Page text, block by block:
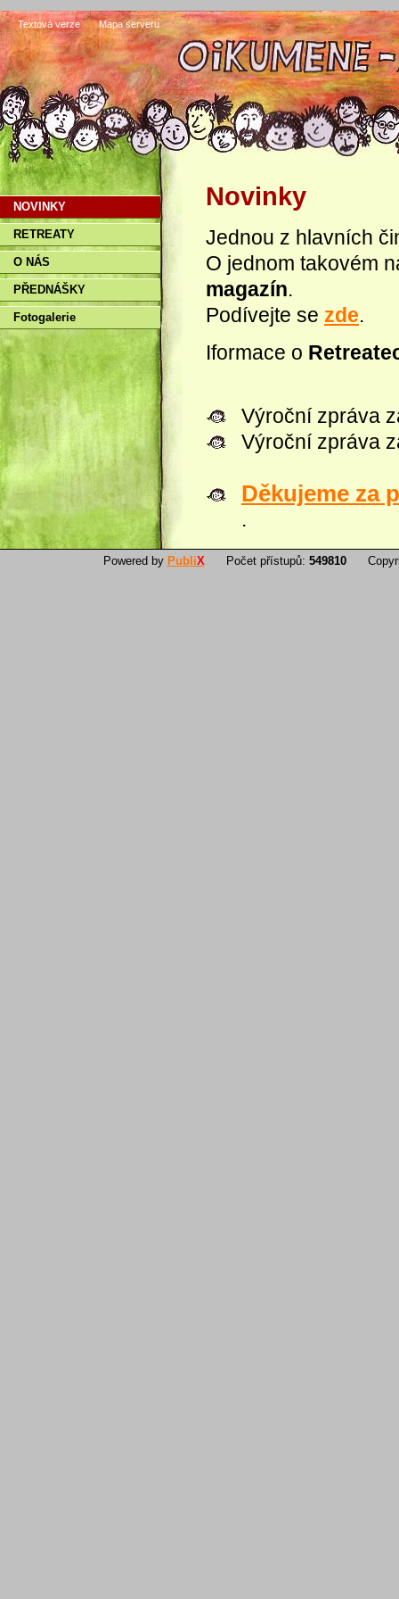
Textová verze Mapa serveru
NOVINKY
RETREATY
O NÁS
PŘEDNÁŠKY
Fotogalerie
Novinky
Jednou z hlavních
O jednom takovém
magazín.
Podívejte se zde.
Iformace o
Výroční zpráva
Výroční zpráva
Děkujeme za
.
Powered by PubliX Počet přístupů: 549810